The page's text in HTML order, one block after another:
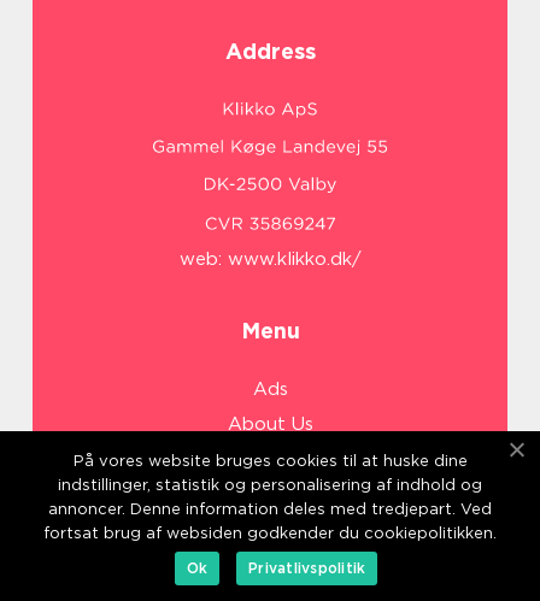
Address
web: www.klikko.dk/
Menu
Ads
About Us
Cookies
Contact
Sitemap
På vores website bruges cookies til at huske dine
indstillinger, statistik og personalisering af indhold og
annoncer. Denne information deles med tredjepart. Ved
fortsat brug af websiden godkender du cookiepolitikken.
Ok
Privatlivspolitik